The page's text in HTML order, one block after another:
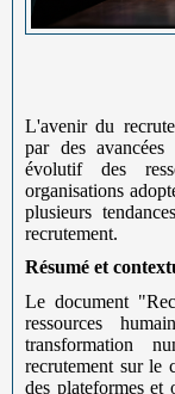
L'avenir du
par des avancées
évolutif des
organisations
plusieurs
recrutement.
Résumé et
Le document
ressources
transformation
recrutement sur le
des plateformes et